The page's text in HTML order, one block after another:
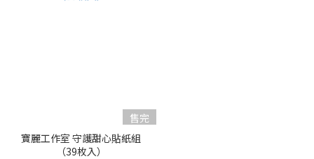
售完
寶麗工作室 守護甜心貼紙組
（39枚入）